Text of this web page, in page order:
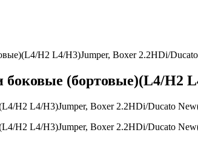
H2 L4/H3)Jumper, Boxer 2.2HDi/
боковые (бортовые)(L4/H2